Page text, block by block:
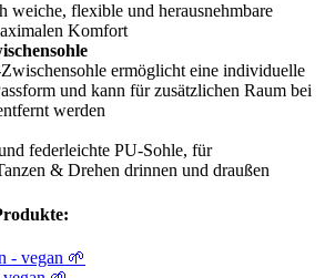
weiche, flexible und herausnehmbare
Komfort
ermöglicht eine individuelle
und kann für zusätzlichen Raum bei
werden
federleichte PU-Sohle, für
& Drehen drinnen und draußen